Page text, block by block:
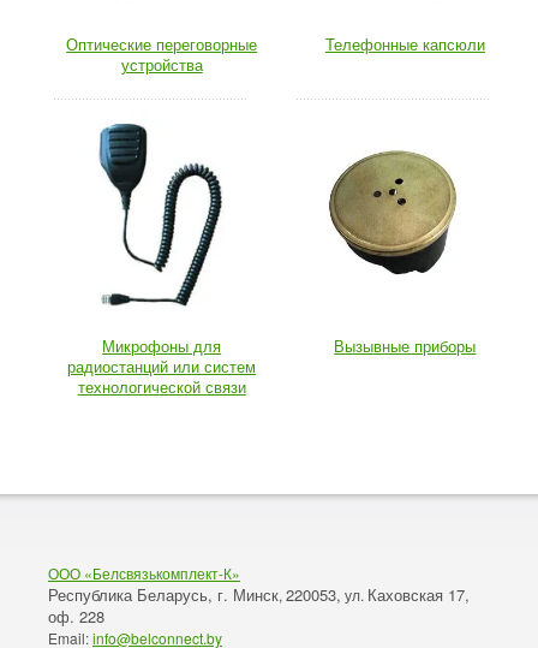
Оптические переговорные
устройства
Телефонные капсюли
Микрофоны для
радиостанций или систем
технологической связи
Вызывные приборы
ООО «Белсвязькомплект-К»
Республика Беларусь, г. Минск, 220053, ул. Каховская 17,
оф. 228
Email:info@belconnect.by